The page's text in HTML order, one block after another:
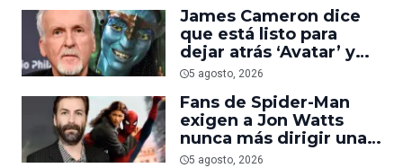
James Cameron dice
que está listo para
dejar atrás ‘Avatar’ y
trabajar en ‘el último
5 agosto, 2026
Fans de Spider-Man
exigen a Jon Watts
nunca más dirigir una
película del personaje
5 agosto, 2026